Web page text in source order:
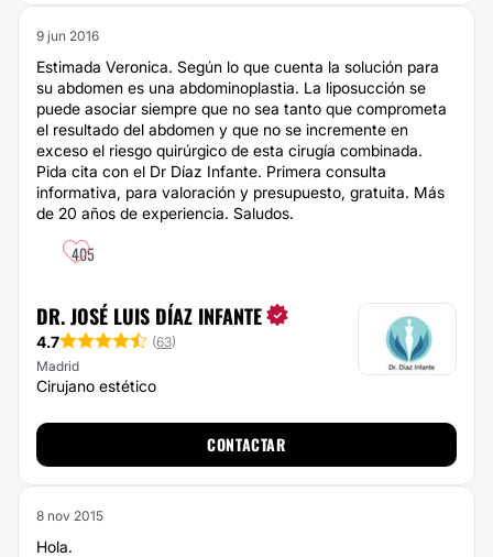
9 jun 2016
Estimada Veronica. Según lo que cuenta la solución para
su abdomen es una abdominoplastia. La liposucción se
puede asociar siempre que no sea tanto que comprometa
el resultado del abdomen y que no se incremente en
exceso el riesgo quirúrgico de esta cirugía combinada.
Pida cita con el Dr Díaz Infante. Primera consulta
informativa, para valoración y presupuesto, gratuita. Más
de 20 años de experiencia. Saludos.
405
DR. JOSÉ LUIS DÍAZ INFANTE
4.7 (63)
Madrid
Cirujano estético
CONTACTAR
8 nov 2015
Hola.